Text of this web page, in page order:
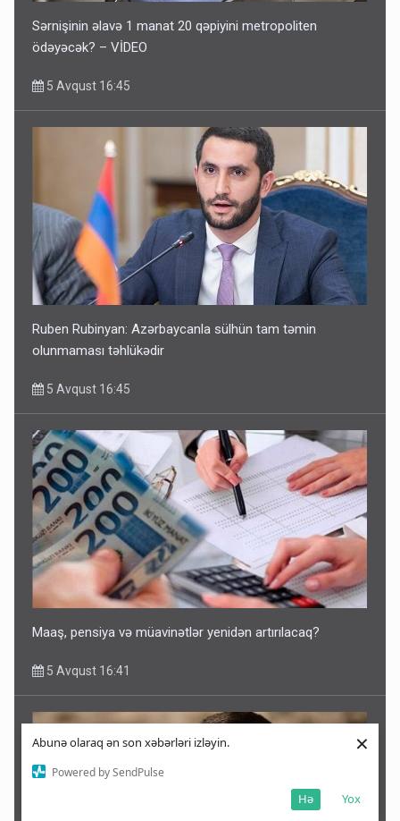
Abunə olaraq ən son xəbərləri izləyin.
Powered by SendPulse
Yox
Hə
×
Sərnişinin əlavə 1 manat 20 qəpiyini metropoliten
ödəyəcək? – VİDEO
5 Avqust 16:45
Ruben Rubinyan: Azərbaycanla sülhün tam təmin
olunmaması təhlükədir
5 Avqust 16:45
Maaş, pensiya və müavinətlər yenidən artırılacaq?
5 Avqust 16:41